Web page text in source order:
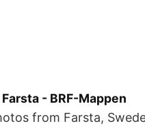
- BRF-Mappen
from Farsta,